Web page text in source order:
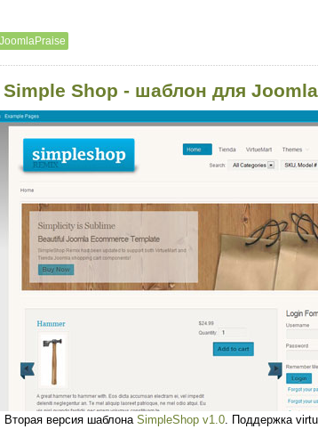
Simple Shop - шаблон для Joomla
Вторая версия шаблона SimpleShop v1.0. Поддержка